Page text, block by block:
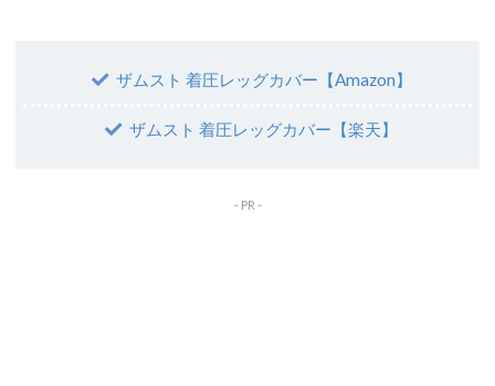
ザムスト 着圧レッグカバー【Amazon】
ザムスト 着圧レッグカバー【楽天】